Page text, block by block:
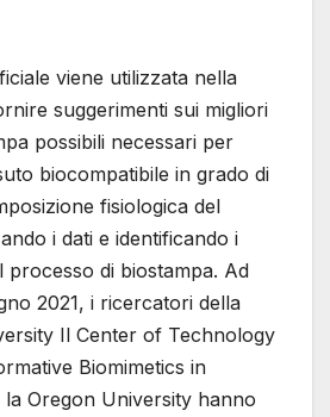
viene utilizzata nella
suggerimenti sui migliori
possibili necessari per
biocompatibile in grado di
fisiologica del
i dati e identificando i
processo di biostampa. Ad
2021, i ricercatori della
Il Center of Technology
Biomimetics in
la Oregon University hanno